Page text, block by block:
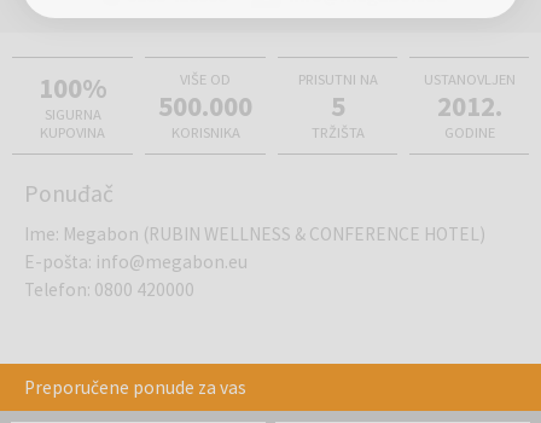
100%
SIGURNA
KUPOVINA
VIŠE OD
500.000
KORISNIKA
PRISUTNI NA
5
TRŽIŠTA
USTANOVLJEN
2012.
GODINE
Ponuđač
Ime: Megabon (RUBIN WELLNESS & CONFERENCE HOTEL)
E-pošta: info@megabon.eu
Telefon: 0800 420000
Preporučene ponude za vas